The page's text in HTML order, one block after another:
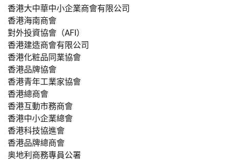
香港大中華中小企業商會有限公司
香港海南商會
對外投資協會（AFI）
香港建造商會有限公司
香港化粧品同業協會
香港品牌協會
香港青年工業家協會
香港總商會
香港互動市務商會
香港中小企業總會
香港科技協進會
香港品牌總商會
奥地利商務專員公署